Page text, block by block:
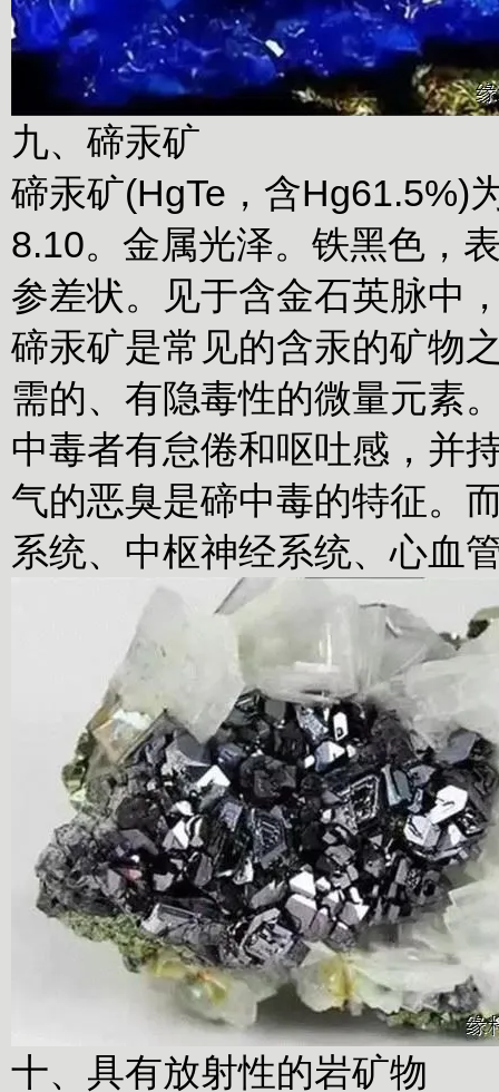
九、碲汞矿
碲汞矿(HgTe，含Hg61.5%)
8.10。金属光泽。铁黑色，
参差状。见于含金石英脉中
碲汞矿是常见的含汞的矿物
需的、有隐毒性的微量元素
中毒者有怠倦和呕吐感，并
气的恶臭是碲中毒的特征。
系统、中枢神经系统、心血
十、具有放射性的岩矿物